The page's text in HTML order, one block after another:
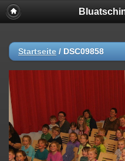
Startseite / DSC09858